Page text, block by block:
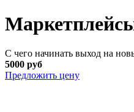
С чего начинать выход на
5000 руб
Предложить цену